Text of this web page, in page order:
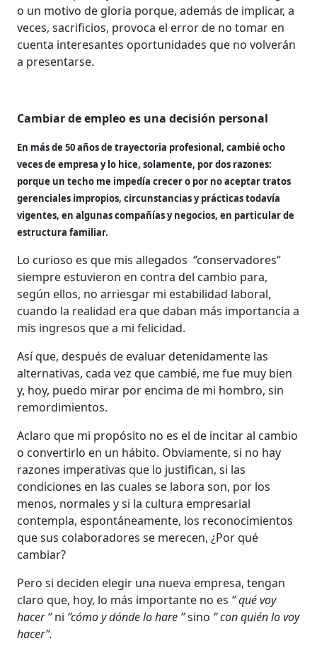
o un motivo de gloria porque, además de implicar, a
veces, sacrificios, provoca el error de no tomar en
cuenta interesantes oportunidades que no volverán
a presentarse.
Cambiar de empleo es una decisión personal
En más de 50 años de trayectoria profesional, cambié ocho
veces de empresa y lo hice, solamente, por dos razones:
porque un techo me impedía crecer o por no aceptar tratos
gerenciales impropios, circunstancias y prácticas todavía
vigentes, en algunas compañías y negocios, en particular de
estructura familiar.
Lo curioso es que mis allegados ‘’conservadores‘’
siempre estuvieron en contra del cambio para,
según ellos, no arriesgar mi estabilidad laboral,
cuando la realidad era que daban más importancia a
mis ingresos que a mi felicidad.
Así que, después de evaluar detenidamente las
alternativas, cada vez que cambié, me fue muy bien
y, hoy, puedo mirar por encima de mi hombro, sin
remordimientos.
Aclaro que mi propósito no es el de incitar al cambio
o convertirlo en un hábito. Obviamente, si no hay
razones imperativas que lo justifican, si las
condiciones en las cuales se labora son, por los
menos, normales y si la cultura empresarial
contempla, espontáneamente, los reconocimientos
que sus colaboradores se merecen, ¿Por qué
cambiar?
Pero si deciden elegir una nueva empresa, tengan
claro que, hoy, lo más importante no es ‘’ qué voy
hacer ‘’ni ‘’cómo y dónde lo hare ’’sino ‘’ con quién lo voy
hacer”.